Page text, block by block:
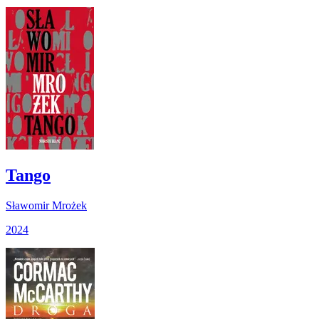
Tango
Sławomir Mrożek
2024